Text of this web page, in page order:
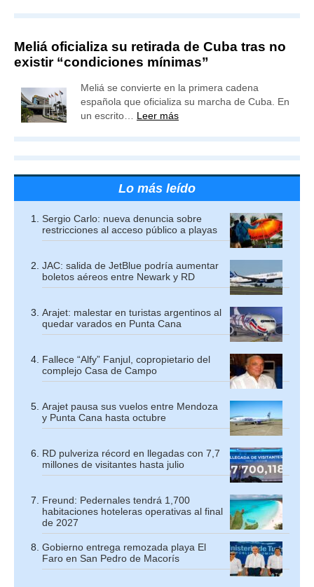
Meliá oficializa su retirada de Cuba tras no
existir “condiciones mínimas”
Meliá se convierte en la primera cadena
española que oficializa su marcha de Cuba. En
un escrito… Leer más
Lo más leído
Sergio Carlo: nueva denuncia sobre
restricciones al acceso público a playas
JAC: salida de JetBlue podría aumentar
boletos aéreos entre Newark y RD
Arajet: malestar en turistas argentinos al
quedar varados en Punta Cana
Fallece “Alfy” Fanjul, copropietario del
complejo Casa de Campo
Arajet pausa sus vuelos entre Mendoza
y Punta Cana hasta octubre
RD pulveriza récord en llegadas con 7,7
millones de visitantes hasta julio
Freund: Pedernales tendrá 1,700
habitaciones hoteleras operativas al final
de 2027
Gobierno entrega remozada playa El
Faro en San Pedro de Macorís